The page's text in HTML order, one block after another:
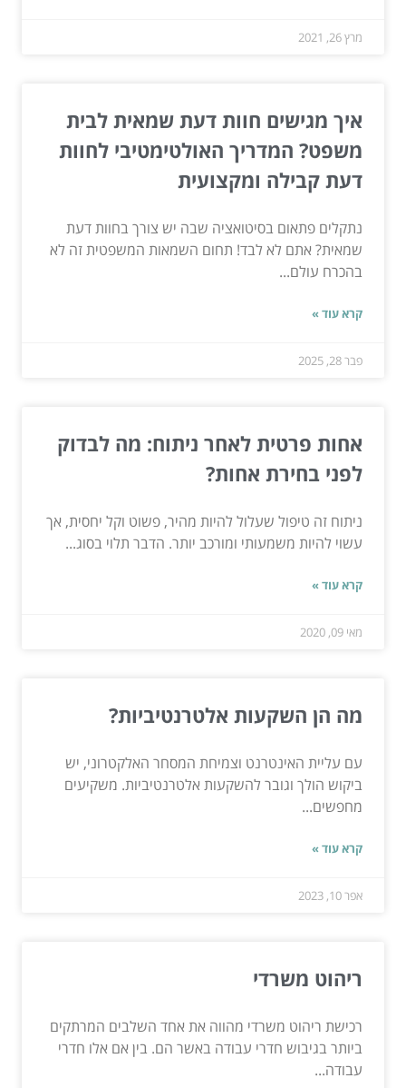
מרץ 26, 2021
איך מגישים חוות דעת שמאית לבית
משפט? המדריך האולטימטיבי לחוות
דעת קבילה ומקצועית
נתקלים פתאום בסיטואציה שבה יש צורך בחוות דעת
שמאית? אתם לא לבד! תחום השמאות המשפטית זה לא
בהכרח עולם...
קרא עוד »
פבר 28, 2025
אחות פרטית לאחר ניתוח: מה לבדוק
לפני בחירת אחות?
ניתוח זה טיפול שעלול להיות מהיר, פשוט וקל יחסית, אך
עשוי להיות משמעותי ומורכב יותר. הדבר תלוי בסוג...
קרא עוד »
מאי 09, 2020
מה הן השקעות אלטרנטיביות?
עם עליית האינטרנט וצמיחת המסחר האלקטרוני, יש
ביקוש הולך וגובר להשקעות אלטרנטיביות. משקיעים
מחפשים...
קרא עוד »
אפר 10, 2023
ריהוט משרדי
רכישת ריהוט משרדי מהווה את אחד השלבים המרתקים
ביותר בגיבוש חדרי עבודה באשר הם. בין אם אלו חדרי
עבודה...